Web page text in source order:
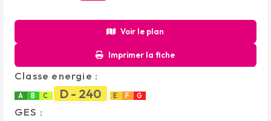
Voir le plan
Imprimer la fiche
Classe energie :
A B C D - 240 E F G
GES :